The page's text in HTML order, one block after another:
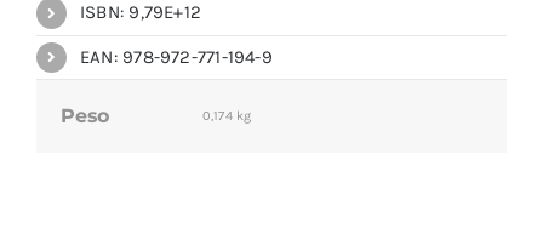
ISBN: 9,79E+12
EAN: 978-972-771-194-9
Peso 0,174 kg